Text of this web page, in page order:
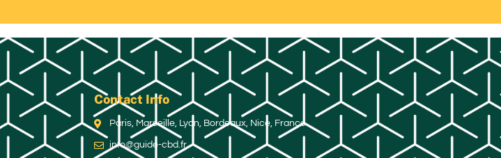
Contact Info
Paris, Marseille, Lyon, Bordeaux, Nice, France
info@guide-cbd.fr